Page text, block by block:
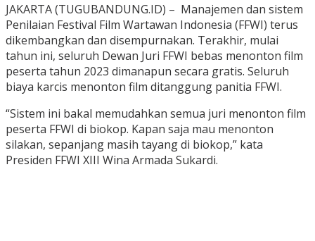
JAKARTA (TUGUBANDUNG.ID) – Manajemen dan sistem
Penilaian Festival Film Wartawan Indonesia (FFWI) terus
dikembangkan dan disempurnakan. Terakhir, mulai
tahun ini, seluruh Dewan Juri FFWI bebas menonton film
peserta tahun 2023 dimanapun secara gratis. Seluruh
biaya karcis menonton film ditanggung panitia FFWI.
“Sistem ini bakal memudahkan semua juri menonton film
peserta FFWI di biokop. Kapan saja mau menonton
silakan, sepanjang masih tayang di biokop,” kata
Presiden FFWI XIII Wina Armada Sukardi.